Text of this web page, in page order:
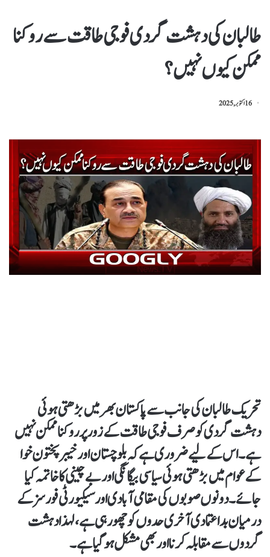
طالبان کی دہشت گردی فوجی طاقت سے روکنا
ممکن کیوں نہیں ؟
16 اکتوبر, 2025
تحریک طالبان کی جانب سے پاکستان بھر میں بڑھتی ہوئی
دہشت گردی کو صرف فوجی طاقت کے زور پر روکنا ممکن نہیں
ہے۔ اس کے لیے ضروری ہے کہ بلوچستان اور خیبر پختون خوا
کے عوام میں بڑھتی ہوئی سیاسی بیگانگی اور بے چینی کا خاتمہ کیا
جائے۔ دونوں صوبوں کی مقامی آبادی اور سیکیورٹی فورسز کے
درمیان بداعتمادی آخری حدوں کو چھو رہی ہے، لہذا دہشت
گردوں سے مقابلہ کرنا اور بھی مشکل ہو گیا ہے۔